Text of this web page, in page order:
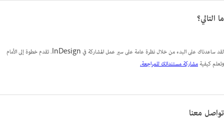
ما التالي؟
لقد ساعدناك على البدء من خلال نظرة عامة على سير عمل المشاركة في InDesign. تقدم خطوة إلى الأمام
وتعلم كيفيةمشاركة مستنداتك للمراجعة.
تواصل معنا